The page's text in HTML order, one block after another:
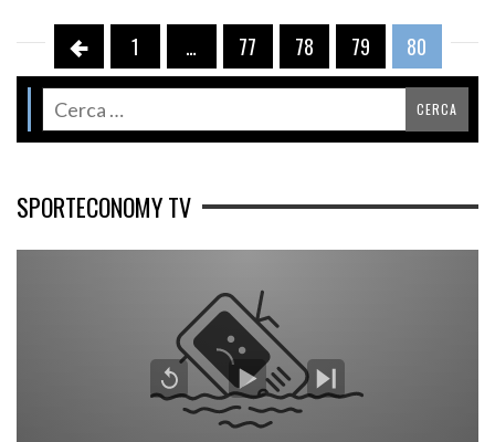
1 … 77 78 79 80
SPORTECONOMY TV